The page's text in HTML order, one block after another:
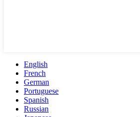
English
French
German
Portuguese
Spanish
Russian